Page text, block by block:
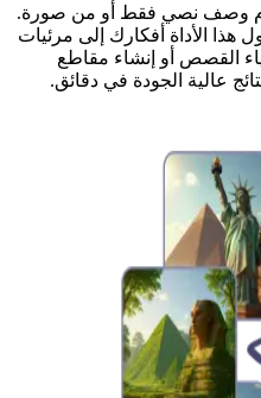
وصف نصي فقط أو من صورة.
هذا الأداة أفكارك إلى مرئيات
القصص أو إنشاء مقاطع
عالية الجودة في دقائق.